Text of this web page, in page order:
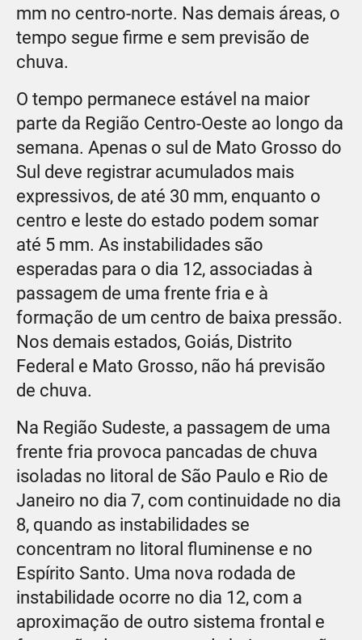
mm no centro-norte. Nas demais áreas, o
tempo segue firme e sem previsão de
chuva.
O tempo permanece estável na maior
parte da Região Centro-Oeste ao longo da
semana. Apenas o sul de Mato Grosso do
Sul deve registrar acumulados mais
expressivos, de até 30 mm, enquanto o
centro e leste do estado podem somar
até 5 mm. As instabilidades são
esperadas para o dia 12, associadas à
passagem de uma frente fria e à
formação de um centro de baixa pressão.
Nos demais estados, Goiás, Distrito
Federal e Mato Grosso, não há previsão
de chuva.
Na Região Sudeste, a passagem de uma
frente fria provoca pancadas de chuva
isoladas no litoral de São Paulo e Rio de
Janeiro no dia 7, com continuidade no dia
8, quando as instabilidades se
concentram no litoral fluminense e no
Espírito Santo. Uma nova rodada de
instabilidade ocorre no dia 12, com a
aproximação de outro sistema frontal e